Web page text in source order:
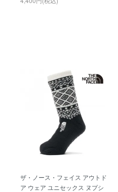
ザ・ノース・フェイス アウトド
ア ウェア ユニセックス ヌプシ